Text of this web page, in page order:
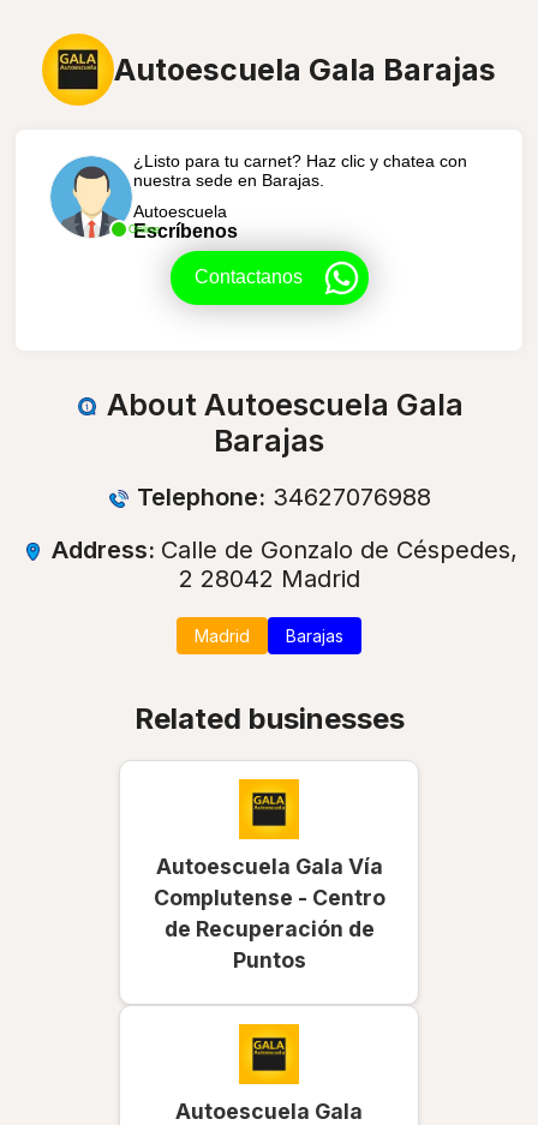
Autoescuela Gala Barajas
Online
¿Listo para tu carnet? Haz clic y chatea con
nuestra sede en Barajas.
Autoescuela
Escríbenos
Contactanos
About Autoescuela Gala
Barajas
Telephone: 34627076988
Address: Calle de Gonzalo de Céspedes,
2 28042 Madrid
Madrid Barajas
Related businesses
Autoescuela Gala Vía
Complutense - Centro
de Recuperación de
Puntos
Autoescuela Gala